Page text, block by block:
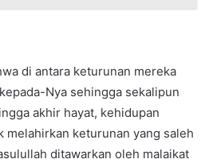
di antara keturunan mereka
Nya sehingga sekalipun
akhir hayat, kehidupan
melahirkan keturunan yang saleh
ditawarkan oleh malaikat